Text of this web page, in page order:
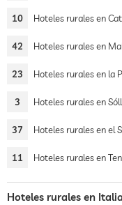
10 Hoteles rurales en
42 Hoteles rurales en
23 Hoteles rurales en la
3 Hoteles rurales en
37 Hoteles rurales en el
11 Hoteles rurales en
Hoteles rurales en